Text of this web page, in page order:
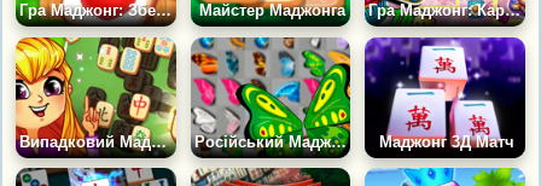
Гра Маджонг: Збери Три Плитки в Ряд Майстер Маджонга Гра Маджонг: Карта Яскравих Пригод
Випадковий Маджонг Російський Маджонг Метелики Маджонг 3Д Матч